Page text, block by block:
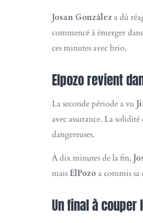
Josan Gonzáleza dû
commencé à émerger
ces minutes avec brio.
Elpozo revient
La seconde période a vu
avec assurance. La solidité
dangereuses.
À dix minutes de la fin,
maisElPozo a commis sa
Un final à couper